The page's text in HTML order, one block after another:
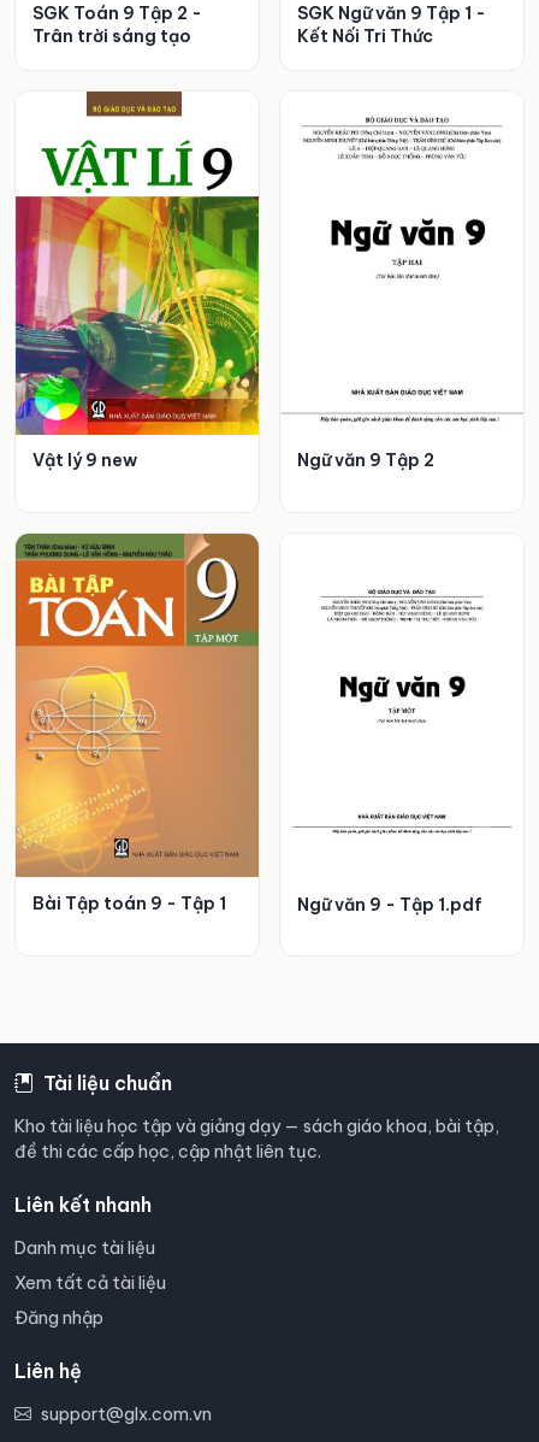
SGK Toán 9 Tập 2 -
Trân trời sáng tạo
SGK Ngữ văn 9 Tập 1 -
Kết Nối Tri Thức
Vật lý 9 new Ngữ văn 9 Tập 2
Bài Tập toán 9 - Tập 1 Ngữ văn 9 - Tập 1.pdf
Tài liệu chuẩn
Kho tài liệu học tập và giảng dạy — sách giáo khoa, bài tập,
đề thi các cấp học, cập nhật liên tục.
Liên kết nhanh
Danh mục tài liệu
Xem tất cả tài liệu
Đăng nhập
Liên hệ
support@glx.com.vn